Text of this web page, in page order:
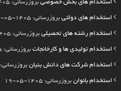
استخدام های بخش خصوصی بروزرسانی: 1405-05-19
استخدام های دولتی بروزرسانی: 1405-05-19
استخدام رشته های تحصیلی بروزرسانی: 1405-05-19
استخدام تولیدی ها و کارخانجات بروزرسانی: 1405-05-19
استخدام شرکت های دانش بنیان بروزرسانی: 1405-05-19
استخدام بانوان بروزرسانی: 1405-05-19